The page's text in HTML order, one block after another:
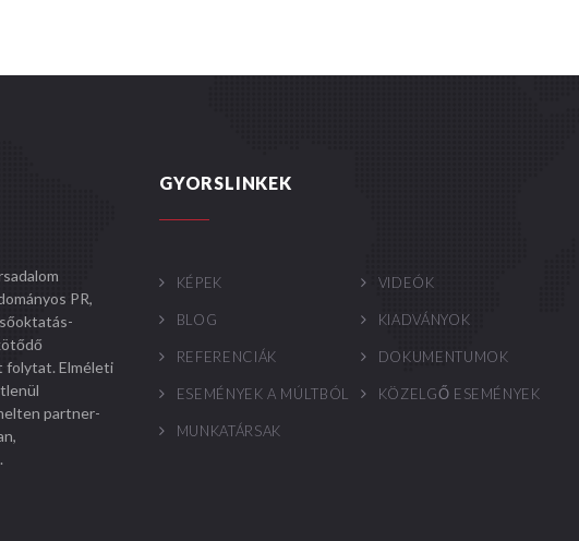
PR,
folytat. Elméleti
partner-
GYORSLINKEK
KÉPEK VIDEÓK
BLOG KIADVÁNYOK
REFERENCIÁK DOKUMENTUMOK
ESEMÉNYEK A MÚLTBÓL KÖZELGŐ ESEMÉNYEK
MUNKATÁRSAK